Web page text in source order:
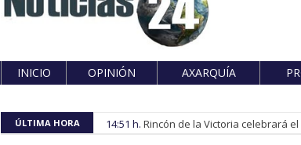
INICIO OPINIÓN AXARQUÍA
ÚLTIMA HORA 14:51 h. Rincón de la Victoria celebrará